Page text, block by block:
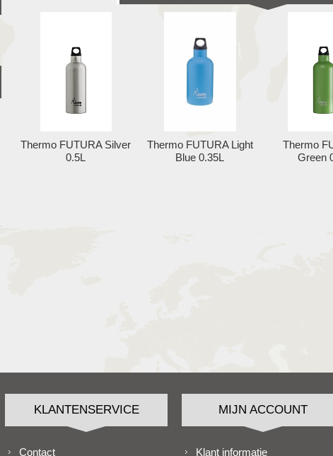
Thermo FUTURA Silver
0.5L
Thermo FUTURA Light
Blue 0.35L
Thermo
Green
KLANTENSERVICE
Contact
MIJN ACCOUNT
Klant informatie